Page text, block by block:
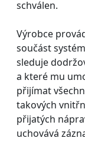
schválen.
Výrobce
součást
sleduje
a které mu
přijímat
takových
přijatých
uchovává